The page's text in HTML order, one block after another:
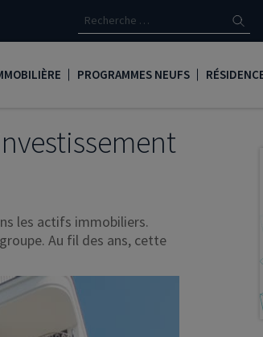
PROGRAMMES NEUFS
Appartements neufs à Toulouse
Appartements neufs à Marseille
les actifs immobiliers.
Au fil des ans, cette